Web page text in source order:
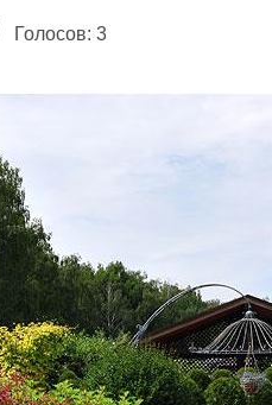
Голосов: 3